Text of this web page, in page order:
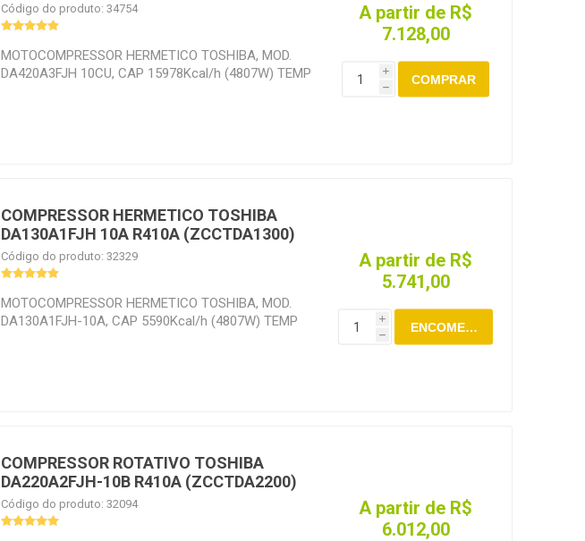
Código do produto: 34754
MOTOCOMPRESSOR HERMETICO TOSHIBA, MOD.
DA420A3FJH 10CU, CAP 15978Kcal/h (4807W) TEMP
A partir de R$
7.128,00
i
h
COMPRAR
COMPRESSOR HERMETICO TOSHIBA
DA130A1FJH 10A R410A (ZCCTDA1300)
Código do produto: 32329
MOTOCOMPRESSOR HERMETICO TOSHIBA, MOD.
DA130A1FJH-10A, CAP 5590Kcal/h (4807W) TEMP
A partir de R$
5.741,00
i
h
ENCOMENDAR
COMPRESSOR ROTATIVO TOSHIBA
DA220A2FJH-10B R410A (ZCCTDA2200)
Código do produto: 32094
A partir de R$
6.012,00